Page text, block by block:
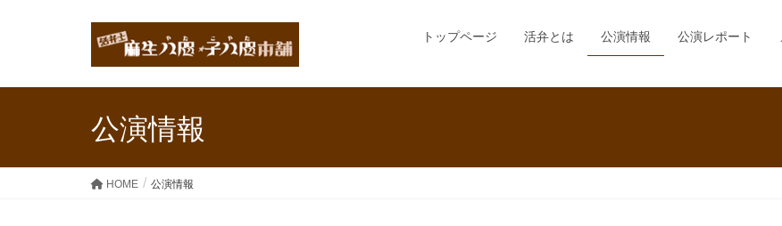
トップページ 活弁とは 公演情報 公演レポート
公演情報
HOME 公演情報